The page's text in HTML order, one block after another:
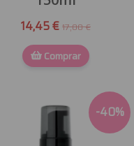
14,45 € 17,00 €
Comprar
-40%